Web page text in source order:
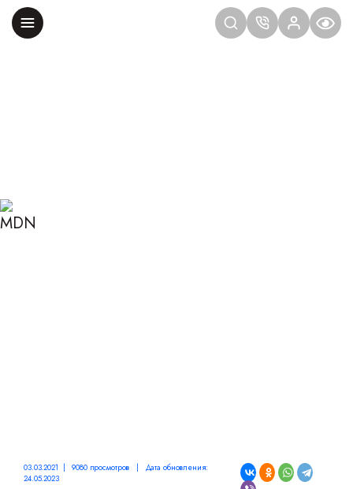
03.03.2021 | 9080 просмотров | Дата обновления:
24.05.2023